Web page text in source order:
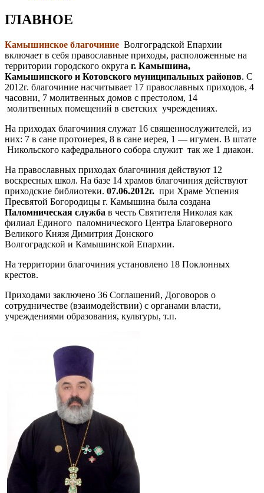
ГЛАВНОЕ
Камышинское благочиние Волгоградской Епархии
включает в себя православные приходы, расположенные на
территории городского округа г. Камышина,
Камышинского и Котовского муниципальных районов. С
2012г. благочиние насчитывает 17 православных приходов, 4
часовни, 7 молитвенных домов с престолом, 14
молитвенных помещений в светских учреждениях.
На приходах благочиния служат 16 священнослужителей, из
них: 7 в сане протоиерея, 8 в сане иерея, 1 — игумен. В штате
Никольского кафедрального собора служит так же 1 диакон.
На православных приходах благочиния действуют 12
воскресных школ. На базе 14 храмов благочиния действуют
приходские библиотеки. 07.06.2012г. при Храме Успения
Пресвятой Богородицы г. Камышина была создана
Паломническая служба в честь Святителя Николая как
филиал Единого паломнического Центра Благоверного
Великого Князя Димитрия Донского
Волгоградской и Камышинской Епархии.
На территории благочиния установлено 18 Поклонных
крестов.
Приходами заключено 36 Соглашений, Договоров о
сотрудничестве (взаимодействии) с органами власти,
учреждениями образования, культуры, т.п.